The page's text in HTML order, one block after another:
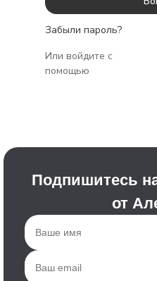
Забыли пароль?
Или войдите с
помощью
Подпишитесь
от